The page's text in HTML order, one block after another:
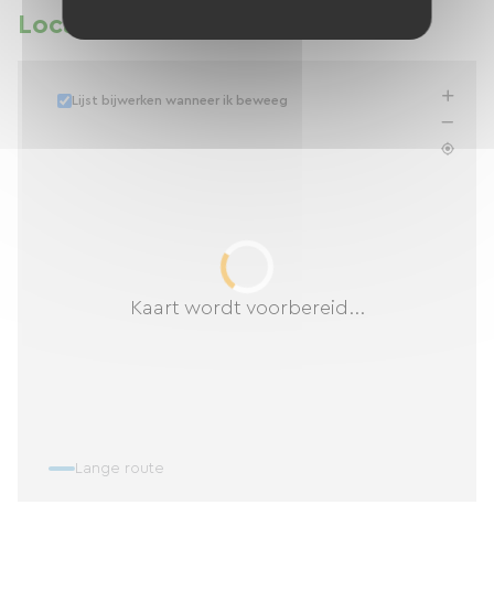
Locatie
Kaart wordt voorbereid...
Lijst bijwerken wanneer ik beweeg
Lange route